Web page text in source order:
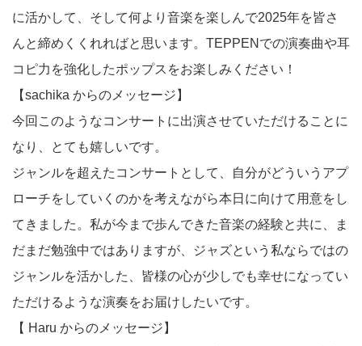
に活かして、そして何より音楽を楽しんで2025年を皆さ
んと締めくくれればと思います。TEPPENでの演奏曲や耳
コピ力を強化したポップスをお楽しみください！
【sachika からのメッセージ】
今回このようなコンサートに出演させていただけることに
なり、とても嬉しいです。
ジャンルを超えたコンサートとして、自分がどういうアプ
ローチをしていくのかを考えながら本日に向けて用意をし
てきました。私が今まで歩んできた音楽の経験と共に、ま
だまだ勉強中ではありますが、ジャズという私ならではの
ジャンルを活かした、皆様の心が少しでも幸せになってい
ただけるような演奏をお届けしたいです。
【 Haru からのメッセージ】